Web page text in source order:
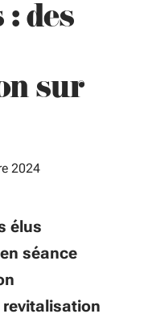
des
sur
2024
élus
séance